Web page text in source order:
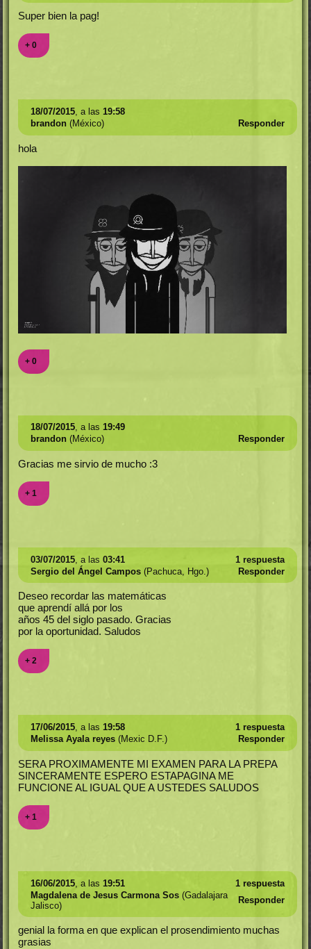
Super bien la pag!
+ 0
18/07/2015, a las 19:58
brandon(México) Responder
hola
+ 0
18/07/2015, a las 19:49
brandon(México) Responder
Gracias me sirvio de mucho :3
+ 1
03/07/2015, a las 03:41
1 respuesta
Sergio del Ángel Campos(Pachuca, Hgo.) Responder
Deseo recordar las matemáticas
que aprendí allá por los
años 45 del siglo pasado. Gracias
por la oportunidad. Saludos
+ 2
17/06/2015, a las 19:58
1 respuesta
Melissa Ayala reyes(Mexic D.F.) Responder
SERA PROXIMAMENTE MI EXAMEN PARA LA PREPA
SINCERAMENTE ESPERO ESTAPAGINA ME
FUNCIONE AL IGUAL QUE A USTEDES SALUDOS
+ 1
16/06/2015, a las 19:51
1 respuesta
Magdalena de Jesus Carmona Sos(Gadalajara
Jalisco)
Responder
genial la forma en que explican el prosendimiento muchas
grasias